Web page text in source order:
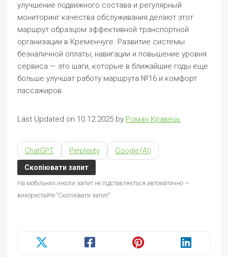
улучшение подвижного состава и регулярный
мониторинг качества обслуживания делают этот
маршрут образцом эффективной транспортной
организации в Кременчуге. Развитие системы
безналичной оплаты, навигации и повышение уровня
сервиса — это шаги, которые в ближайшие годы еще
больше улучшат работу маршрута №16 и комфорт
пассажиров.
Last Updated on 10.12.2025 by Роман Кравець
ChatGPT Perplexity Google (AI)
Скопіювати запит
На мобільних інколи запит не підставляється автоматично —
використайте “Скопіювати запит”.